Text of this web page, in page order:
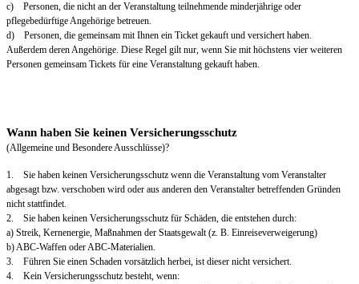
c) Personen, die nicht an der Veranstaltung teilnehmende minderjährige oder
pflegebedürftige Angehörige betreuen.
d) Personen, die gemeinsam mit Ihnen ein Ticket gekauft und versichert haben.
Außerdem deren Angehörige. Diese Regel gilt nur, wenn Sie mit höchstens vier weiteren
Personen gemeinsam Tickets für eine Veranstaltung gekauft haben.
Wann haben Sie keinen Versicherungsschutz
(Allgemeine und Besondere Ausschlüsse)?
1. Sie haben keinen Versicherungsschutz wenn die Veranstaltung vom Veranstalter
abgesagt bzw. verschoben wird oder aus anderen den Veranstalter betreffenden Gründen
nicht stattfindet.
2. Sie haben keinen Versicherungsschutz für Schäden, die entstehen durch:
a) Streik, Kernenergie, Maßnahmen der Staatsgewalt (z. B. Einreiseverweigerung)
b) ABC-Waffen oder ABC-Materialien.
3. Führen Sie einen Schaden vorsätzlich herbei, ist dieser nicht versichert.
4. Kein Versicherungsschutz besteht, wenn: